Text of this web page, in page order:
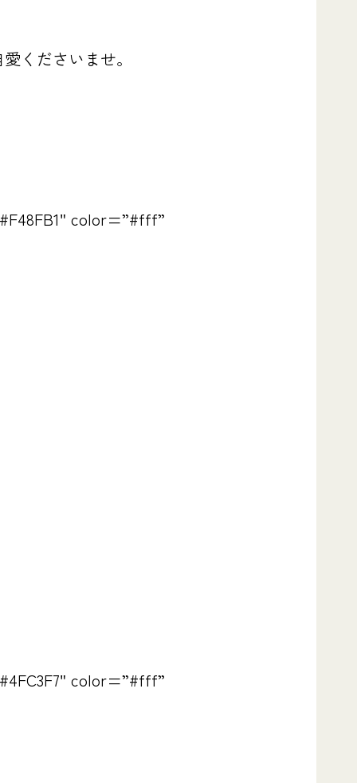
くださいませ。
color=”#fff”
color=”#fff”